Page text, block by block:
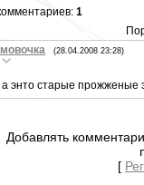
1
(28.04.2008 23:28)
а энто старые
Добавлять
[